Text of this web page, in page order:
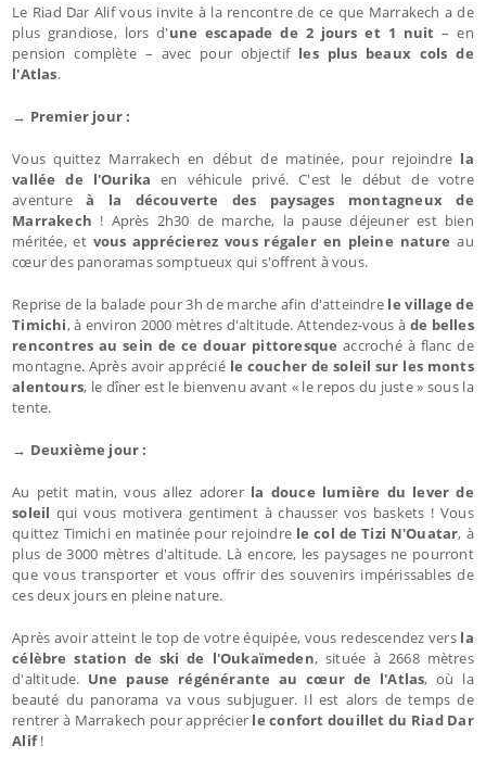
Le Riad Dar Alif vous invite à la rencontre de ce que Marrakech a de
plus grandiose, lors d'une escapade de 2 jours et 1 nuit– en
pension complète – avec pour objectif les plus beaux cols de
l'Atlas.
→ Premier jour :
Vous quittez Marrakech en début de matinée, pour rejoindre la
vallée de l'Ourika en véhicule privé. C'est le début de votre
aventureà la découverte des paysages montagneux de
Marrakech ! Après 2h30 de marche, la pause déjeuner est bien
méritée, et vous apprécierez vous régaler en pleine nature au
cœur des panoramas somptueux qui s'offrent à vous.
Reprise de la balade pour 3h de marche afin d'atteindre le village de
Timichi, à environ 2000 mètres d'altitude. Attendez-vous à de belles
rencontres au sein de ce douar pittoresque accroché à flanc de
montagne. Après avoir apprécié le coucher de soleil sur les monts
alentours, le dîner est le bienvenu avant « le repos du juste » sous la
tente.
→ Deuxième jour :
Au petit matin, vous allez adorerla douce lumière du lever de
soleil qui vous motivera gentiment à chausser vos baskets ! Vous
quittez Timichi en matinée pour rejoindrele col de Tizi N'Ouatar, à
plus de 3000 mètres d'altitude. Là encore, les paysages ne pourront
que vous transporter et vous offrir des souvenirs impérissables de
ces deux jours en pleine nature.
Après avoir atteint le top de votre équipée, vous redescendez vers la
célèbre station de ski de l'Oukaïmeden, située à 2668 mètres
d'altitude. Une pause régénérante au cœur de l'Atlas, où la
beauté du panorama va vous subjuguer. Il est alors de temps de
rentrer à Marrakech pour apprécier le confort douillet du Riad Dar
Alif!